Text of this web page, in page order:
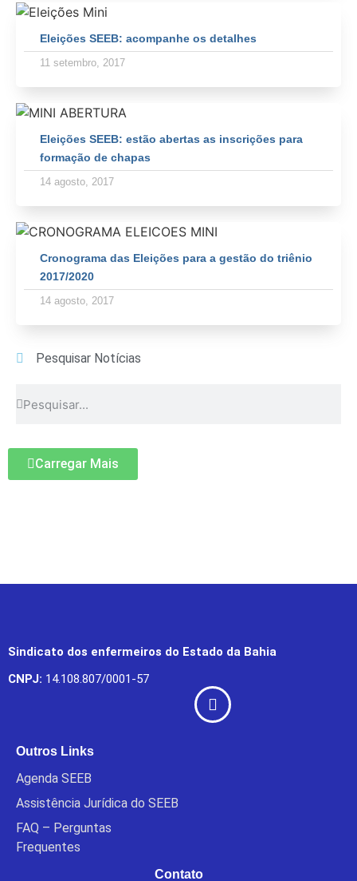
Eleições SEEB: acompanhe os detalhes
11 setembro, 2017
Eleições SEEB: estão abertas as inscrições para
formação de chapas
14 agosto, 2017
Cronograma das Eleições para a gestão do triênio
2017/2020
14 agosto, 2017
Pesquisar Notícias
Carregar Mais
Sindicato dos enfermeiros do Estado da Bahia
CNPJ: 14.108.807/0001-57
Outros Links
Agenda SEEB
Assistência Jurídica do SEEB
FAQ – Perguntas
Frequentes
Contato